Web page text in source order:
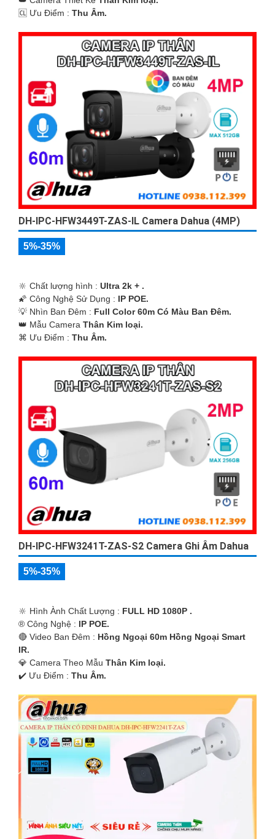
️🆑 Ưu Điểm : Thu Âm.
DH-IPC-HFW3449T-ZAS-IL Camera Dahua (4MP)
5%-35%
🔆 Chất lượng hình : Ultra 2k + .
🌠 Công Nghệ Sử Dụng : IP POE.
💡 Nhìn Ban Đêm : Full Color 60m Có Màu Ban Ðêm.
👑 Mẫu Camera Thân Kim loại.
️⌘ Ưu Điểm : Thu Âm.
DH-IPC-HFW3241T-ZAS-S2 Camera Ghi Âm Dahua
5%-35%
🔆 Hình Ành Chất Lượng : FULL HD 1080P .
®️ Công Nghệ : IP POE.
🔴 Video Ban Đêm : Hồng Ngoại 60m Hồng Ngoại Smart
IR.
💎 Camera Theo Mẫu Thân Kim loại.
️✔️ Ưu Điểm : Thu Âm.